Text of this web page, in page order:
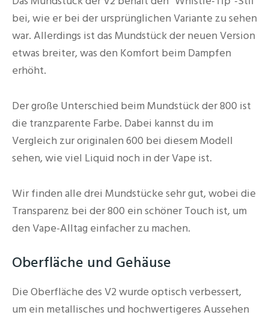
bei, wie er bei der ursprünglichen Variante zu sehen
war. Allerdings ist das Mundstück der neuen Version
etwas breiter, was den Komfort beim Dampfen
erhöht.
Der große Unterschied beim Mundstück der 800 ist
die tranzparente Farbe. Dabei kannst du im
Vergleich zur originalen 600 bei diesem Modell
sehen, wie viel Liquid noch in der Vape ist.
Wir finden alle drei Mundstücke sehr gut, wobei die
Transparenz bei der 800 ein schöner Touch ist, um
den Vape-Alltag einfacher zu machen.
Oberfläche und Gehäuse
Die Oberfläche des V2 wurde optisch verbessert,
um ein metallisches und hochwertigeres Aussehen